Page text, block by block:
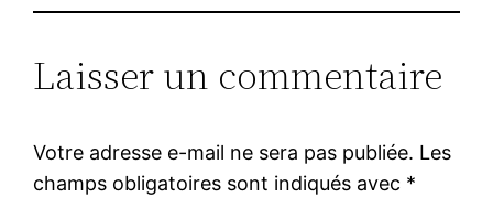
Laisser un commentaire
Votre adresse e-mail ne sera pas publiée. Les
champs obligatoires sont indiqués avec *